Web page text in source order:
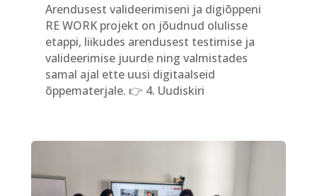
Arendusest valideerimiseni ja digiõppeni
RE WORK projekt on jõudnud olulisse
etappi, liikudes arendusest testimise ja
valideerimise juurde ning valmistades
samal ajal ette uusi digitaalseid
õppematerjale. 👉 4. Uudiskiri